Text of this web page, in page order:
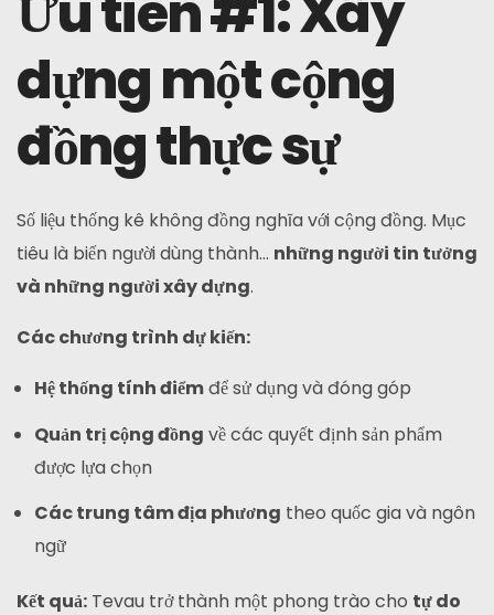
dựng một cộng
đồng thực sự
Số liệu thống kê không đồng nghĩa với cộng đồng. Mục
tiêu là biến người dùng thành... những người tin tưởng
và những người xây dựng.
Các chương trình dự kiến:
Hệ thống tính điểmđể sử dụng và đóng góp
Quản trị cộng đồng về các quyết định sản phẩm
được lựa chọn
Các trung tâm địa phương theo quốc gia và ngôn
ngữ
Kết quả: Tevau trở thành một phong trào cho tự do